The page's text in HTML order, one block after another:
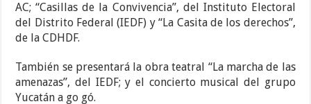
AC; “Casillas de la Convivencia”, del Instituto Electoral
del Distrito Federal (IEDF) y “La Casita de los derechos”,
de la CDHDF.
También se presentará la obra teatral “La marcha de las
amenazas”, del IEDF; y el concierto musical del grupo
Yucatán a go gó.